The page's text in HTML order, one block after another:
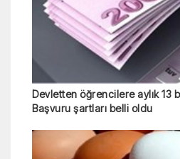
Devletten öğrencilere aylık 13
Başvuru şartları belli oldu